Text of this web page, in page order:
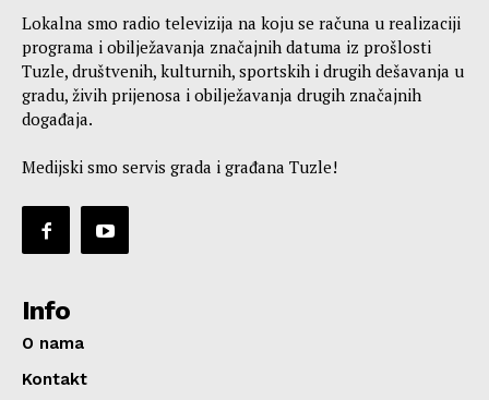
Lokalna smo radio televizija na koju se računa u realizaciji
programa i obilježavanja značajnih datuma iz prošlosti
Tuzle, društvenih, kulturnih, sportskih i drugih dešavanja u
gradu, živih prijenosa i obilježavanja drugih značajnih
događaja.
Medijski smo servis grada i građana Tuzle!
Info
O nama
Kontakt